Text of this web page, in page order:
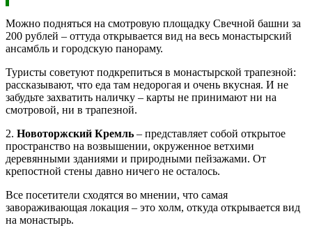
Можно подняться на смотровую площадку Свечной башни за
200 рублей – оттуда открывается вид на весь монастырский
ансамбль и городскую панораму.
Туристы советуют подкрепиться в монастырской трапезной:
рассказывают, что еда там недорогая и очень вкусная. И не
забудьте захватить наличку – карты не принимают ни на
смотровой, ни в трапезной.
2. Новоторжский Кремль – представляет собой открытое
пространство на возвышении, окруженное ветхими
деревянными зданиями и природными пейзажами. От
крепостной стены давно ничего не осталось.
Все посетители сходятся во мнении, что самая
завораживающая локация – это холм, откуда открывается вид
на монастырь.